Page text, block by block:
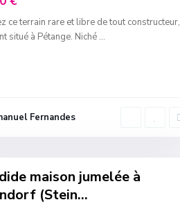
ce terrain rare et libre de tout constructeur,
situé à Pétange. Niché ...
Fernandes
maison jumelée à
(Stein...